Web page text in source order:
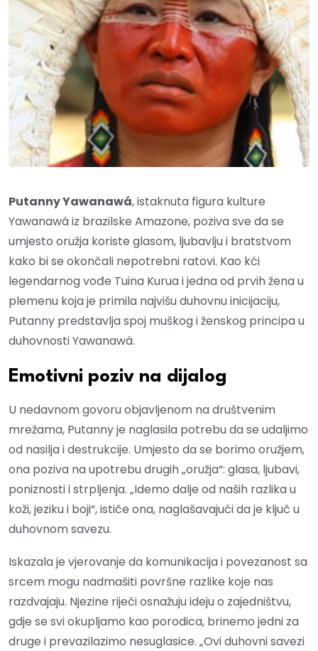
Putanny Yawanawá, istaknuta figura kulture
Yawanawá iz brazilske Amazone, poziva sve da se
umjesto oružja koriste glasom, ljubavlju i bratstvom
kako bi se okončali nepotrebni ratovi. Kao kći
legendarnog vođe Tuina Kurua i jedna od prvih žena u
plemenu koja je primila najvišu duhovnu inicijaciju,
Putanny predstavlja spoj muškog i ženskog principa u
duhovnosti Yawanawá.
Emotivni poziv na dijalog
U nedavnom govoru objavljenom na društvenim
mrežama, Putanny je naglasila potrebu da se udaljimo
od nasilja i destrukcije. Umjesto da se borimo oružjem,
ona poziva na upotrebu drugih „oružja“: glasa, ljubavi,
poniznosti i strpljenja. „Idemo dalje od naših razlika u
koži, jeziku i boji“, ističe ona, naglašavajući da je ključ u
duhovnom savezu.
Iskazala je vjerovanje da komunikacija i povezanost sa
srcem mogu nadmašiti površne razlike koje nas
razdvajaju. Njezine riječi osnažuju ideju o zajedništvu,
gdje se svi okupljamo kao porodica, brinemo jedni za
druge i prevazilazimo nesuglasice. „Ovi duhovni savezi